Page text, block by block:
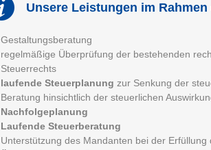
Unsere Leistungen im
Gestaltungsberatung
regelmäßige Überprüfung der bestehenden
Steuerrechts
laufende Steuerplanung zur Senkung der
Beratung hinsichtlich der steuerlichen
Nachfolgeplanung
Laufende Steuerberatung
Unterstützung des Mandanten bei der